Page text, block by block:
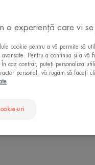
ani¹
din razele
o experiență care vi
cookie pentru a vă permite să
Pentru a continua și a vă
În caz contrar, puteți personaliza
personal, vă rugăm să faceți
uri